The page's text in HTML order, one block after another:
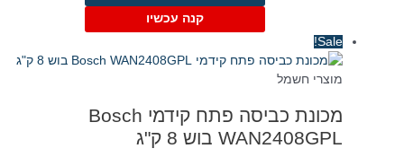
קנה עכשיו
Sale!
מוצרי חשמל
מכונת כביסה פתח קידמי Bosch
WAN2408GPL בוש 8 ק"ג